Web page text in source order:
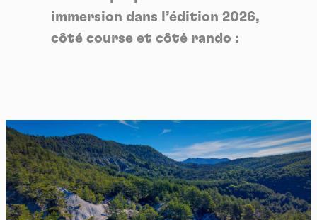
immersion dans l’édition 2026,
côté course et côté rando :